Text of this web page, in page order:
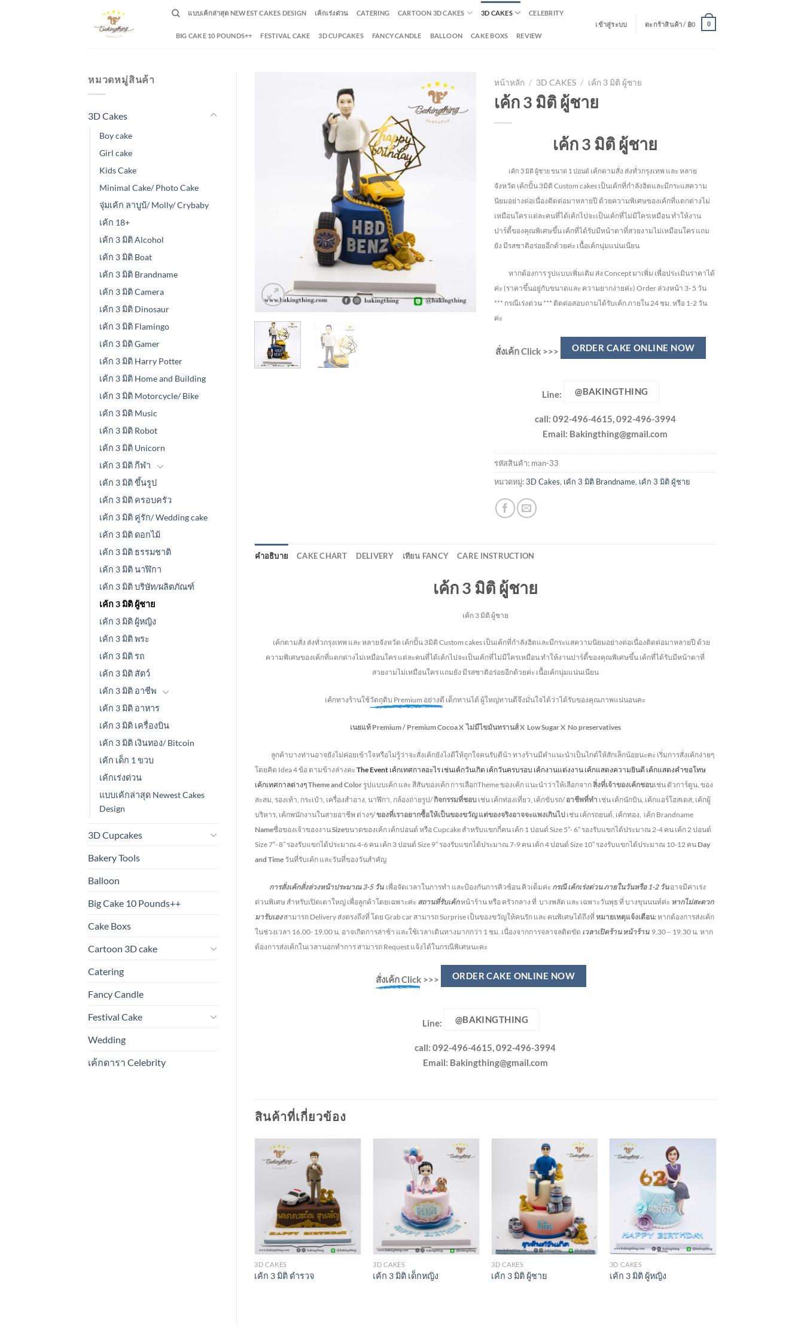
แบบเค้กล่าสุด NEWEST CAKES DESIGN เค้กเร่งด่วน CATERING CARTOON 3D CAKES 3D CAKES CELEBRITY
BIG CAKE 10 POUNDS++ FESTIVAL CAKE 3D CUPCAKES FANCY CANDLE BALLOON CAKE BOXS REVIEW
เข้าสู่ระบบ ตะกร้าสินค้า / ฿0 0
หมวดหมู่สินค้า
3D Cakes
Boy cake
Girl cake
Kids Cake
Minimal Cake/ Photo Cake
จุ่มเค้ก ลาบูบ้/ Molly/ Crybaby
เค้ก 18+
เค้ก 3 มิติ Alcohol
เค้ก 3 มิติ Boat
เค้ก 3 มิติ Brandname
เค้ก 3 มิติ Camera
เค้ก 3 มิติ Dinosaur
เค้ก 3 มิติ Flamingo
เค้ก 3 มิติ Gamer
เค้ก 3 มิติ Harry Potter
เค้ก 3 มิติ Home and Building
เค้ก 3 มิติ Motorcycle/ Bike
เค้ก 3 มิติ Music
เค้ก 3 มิติ Robot
เค้ก 3 มิติ Unicorn
เค้ก 3 มิติ กีฬา
เค้ก 3 มิติ ขึ้นรูป
เค้ก 3 มิติ ครอบครัว
เค้ก 3 มิติ คู่รัก/ Wedding cake
เค้ก 3 มิติ ดอกไม้
เค้ก 3 มิติ ธรรมชาติ
เค้ก 3 มิติ นาฬิกา
เค้ก 3 มิติ บริษัท/ผลิตภัณฑ์
เค้ก 3 มิติ ผู้ชาย
เค้ก 3 มิติ ผู้หญิง
เค้ก 3 มิติ พระ
เค้ก 3 มิติ รถ
เค้ก 3 มิติ สัตว์
เค้ก 3 มิติ อาชีพ
เค้ก 3 มิติ อาหาร
เค้ก 3 มิติ เครื่องบิน
เค้ก 3 มิติ เงินทอง/ Bitcoin
เค้ก เด็ก 1 ขวบ
เค้กเร่งด่วน
แบบเค้กล่าสุด Newest Cakes
Design
3D Cupcakes
Bakery Tools
Balloon
Big Cake 10 Pounds++
Cake Boxs
Cartoon 3D cake
Catering
Fancy Candle
Festival Cake
Wedding
เค้กดารา Celebrity
หน้าหลัก / 3D CAKES / เค้ก 3 มิติ ผู้ชาย
เค้ก 3 มิติ ผู้ชาย
เค้ก 3 มิติ ผู้ชาย
เค้ก 3 มิติ ผู้ชายขนาด 1 ปอนด์ เค้กตามสั่ง ส่งทั่วกรุงเทพ และ หลาย
จังหวัด เค้กปั้น 3มิติ Custom cakes เป็นเค้กที่กำลังฮิตและมีกระแสความ
นิยมอย่างต่อเนื่องติดต่อมาหลายปี ด้วยความพิเศษของเค้กที่แตกต่างไม่
เหมือนใคร แต่ละคนที่ได้เค้กไปจะเป็นเค้กที่ไม่มีใครเหมือน ทำให้งาน
ปาร์ตี้ของคุณพิเศษขึ้น เค้กที่ได้รับมีหน้าตาที่สวยงามไม่เหมือนใคร แถม
ยังมีรสชาติอร่อยอีกด้วยค่ะ เนื้อเค้กนุ่มแน่นเนียน
หากต้องการ รูปแบบเพิ่มเติม ส่ง Concept มาเพิ่ม เพื่อประเมินราคาได้
ค่ะ(ราคาขึ้นอยู่กับขนาดและ ความยากง่ายค่ะ)Order ล่วงหน้า 3- 5 วัน
*** กรณีเร่งด่วน *** ติดต่อสอบถามได้รับเค้ก ภายใน 24 ชม. หรือ 1-2 วัน
ค่ะ
สั่งเค้ก Click >>> ORDER CAKE ONLINE NOW
Line: @BAKINGTHING
call: 092-496-4615, 092-496-3994
Email: Bakingthing@gmail.com
รหัสสินค้า: man-33
หมวดหมู่:3D Cakes, เค้ก 3 มิติ Brandname, เค้ก 3 มิติ ผู้ชาย
คำอธิบาย CAKE CHART DELIVERY เทียน FANCY CARE INSTRUCTION
เค้ก 3 มิติ ผู้ชาย
เค้ก 3 มิติ ผู้ชาย
เค้กตามสั่ง ส่งทั่วกรุงเทพ และ หลายจังหวัด เค้กปั้น 3มิติ Custom cakes เป็นเค้กที่กำลังฮิตและมีกระแสความนิยมอย่างต่อเนื่องติดต่อมาหลายปี ด้วย
ความพิเศษของเค้กที่แตกต่างไม่เหมือนใคร แต่ละคนที่ได้เค้กไปจะเป็นเค้กที่ไม่มีใครเหมือน ทำให้งานปาร์ตี้ของคุณพิเศษขึ้น เค้กที่ได้รับมีหน้าตาที่
สวยงามไม่เหมือนใคร แถมยัง มีรสชาติอร่อยอีกด้วยค่ะ เนื้อเค้กนุ่มแน่นเนียน
เค้กทางร้านใช้วัตถุดิบ Premium อย่างดี เด็กทานได้ ผู้ใหญ่ทานดีจึงมั่นใจได้ว่าได้รับของคุณภาพแน่นอนคะ
เนยแท้ Premium / Premium CocoaX ไม่มีไขมันทรานส์X Low SugarX No preservatives
ลูกค้าบางท่านอาจยังไม่ค่อยเข้าใจหรือไม่รู้ว่าจะสั่งเค้กยังไงดีให้ถูกใจคนรับดีน้า ทางร้านมีคำแนะนำเป็นไกด์ให้สักเล็กน้อยนะคะ เริ่มการสั่งเค้กง่ายๆ
โดยคิด Idea 4 ข้อ ตามข้างล่างคะ The Event เค้กเทศกาลอะไร เช่นเค้กวันเกิด เค้กวันครบรอบ เค้กงานแต่งงาน เค้กแสดงความยินดี เค้กแสดงคำขอโทษ
เค้กเทศกาลต่างๆTheme and Color รูปแบบเค้ก และ สีสันของเค้ก การเลือกTheme ของเค้ก แนะนำว่าให้เลือกจากสิ่งที่เจ้าของเค้กชอบเช่น ตัวการ์ตูน, ของ
สะสม, รองเท้า, กระเป๋า, เครื่องสำอาง, นาฬิกา, กล้องถ่ายรูป/กิจกรรมที่ชอบ เช่น เค้กท่องเที่ยว, เค้กขับรถ/อาชีพที่ทำ เช่น เค้กนักบิน, เค้กแอร์โฮสเตส, เค้กผู้
บริหาร, เค้กพนักงานในสายอาชีพ ต่างๆ/ของที่เราอยากซื้อให้เป็นของขวัญ แต่ของจริงอาจจะแพงเกินไปเช่น เค้กรถยนต์, เค้กทอง, เค้ก Brandname
Nameชื่อของเจ้าของงานSizeขนาดของเค้ก เค้กปอนด์ หรือ Cupcake สำหรับแขกกี่คน เค้ก 1 ปอนด์ Size 5″- 6” รองรับแขกได้ประมาณ 2-4 คน เค้ก 2 ปอนด์
Size 7″- 8” รองรับแขกได้ประมาณ 4-6 คน เค้ก 3 ปอนด์ Size 9” รองรับแขกได้ประมาณ 7-9 คน เค้ก 4 ปอนด์ Size 10” รองรับแขกได้ประมาณ 10-12 คน Day
and Time วันที่รับเค้ก และวันที่ของวันสำคัญ
การสั่งเค้กสั่งล่วงหน้าประมาณ3-5 วัน เพื่อจัดเวลาในการทำ และป้องกันการคิวซ้อน คิวเต็มค่ะ กรณี เค้กเร่งด่วนภายในวันหรือ 1-2 วัน อาจมีค่าเร่ง
ด่วนพิเศษ สำหรับเปิดเตาใหญ่ เพื่อลูกค้าโดยเฉพาะค่ะ สถานที่รับเค้กหน้าร้าน หรือ ครัวกลาง ที่ บางพลัด และ เฉพาะวันพุธ ที่ บางขุนนนท์ค่ะ หากไม่สะดวก
มารับเองสามารถ Delivery ส่งตรงถึงที่ โดย Grab car สามารถ Surprise เป็นของขวัญให้คนรัก และ คนพิเศษได้ถึงที่ หมายเหตุแจ้งเตือน:หากต้องการส่งเค้ก
ในช่วงเวลา 16.00- 19.00 น. อาจเกิดการล่าช้า และใช้เวลาเดินทางมากกว่า 1 ชม. เนื่องจากการจลาจลติดขัด เวลาเปิดร้าน หน้าร้าน 9.30 – 19.30 น. หาก
ต้องการส่งเค้กในเวลานอกทำการ สามารถ Request แจ้งได้ในกรณีพิเศษนะคะ
สั่งเค้ก Click >>> ORDER CAKE ONLINE NOW
Line: @BAKINGTHING
call: 092-496-4615, 092-496-3994
Email: Bakingthing@gmail.com
สินค้าที่เกี่ยวข้อง
3D CAKES
เค้ก 3 มิติ ตำรวจ
3D CAKES
เค้ก 3 มิติ เด็กหญิง
3D CAKES
เค้ก 3 มิติ ผู้ชาย
3D CAKES
เค้ก 3 มิติ ผู้หญิง